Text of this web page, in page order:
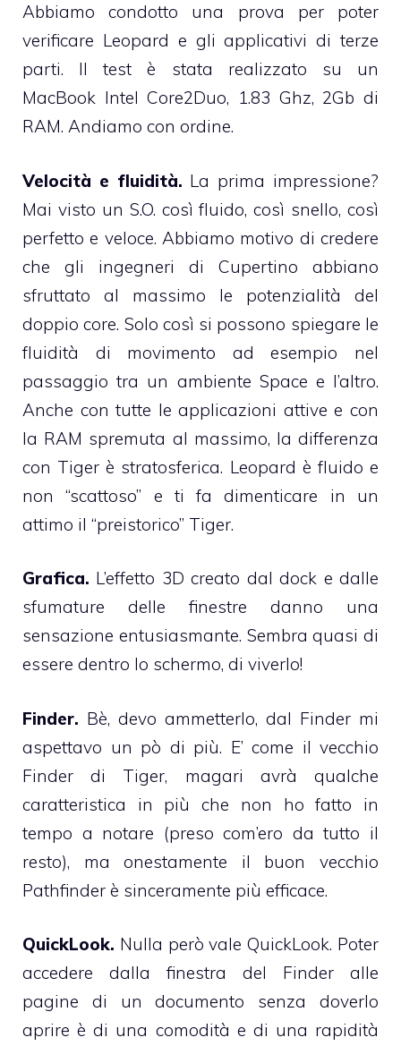
Abbiamo condotto una prova per poter
verificare Leopard e gli applicativi di terze
parti. Il test è stata realizzato su un
MacBook Intel Core2Duo, 1.83 Ghz, 2Gb di
RAM. Andiamo con ordine.
Velocità e fluidità. La prima impressione?
Mai visto un S.O. così fluido, così snello, così
perfetto e veloce. Abbiamo motivo di credere
che gli ingegneri di Cupertino abbiano
sfruttato al massimo le potenzialità del
doppio core. Solo così si possono spiegare le
fluidità di movimento ad esempio nel
passaggio tra un ambiente Space e l’altro.
Anche con tutte le applicazioni attive e con
la RAM spremuta al massimo, la differenza
con Tiger è stratosferica. Leopard è fluido e
non “scattoso” e ti fa dimenticare in un
attimo il “preistorico” Tiger.
Grafica. L’effetto 3D creato dal dock e dalle
sfumature delle finestre danno una
sensazione entusiasmante. Sembra quasi di
essere dentro lo schermo, di viverlo!
Finder. Bè, devo ammetterlo, dal Finder mi
aspettavo un pò di più. E’ come il vecchio
Finder di Tiger, magari avrà qualche
caratteristica in più che non ho fatto in
tempo a notare (preso com’ero da tutto il
resto), ma onestamente il buon vecchio
Pathfinder è sinceramente più efficace.
QuickLook. Nulla però vale QuickLook. Poter
accedere dalla finestra del Finder alle
pagine di un documento senza doverlo
aprire è di una comodità e di una rapidità